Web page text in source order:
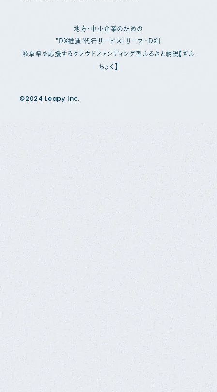
地方・中小企業のための
"DX推進"代行サービス「リープ・DX」
岐阜県を応援するクラウドファンディング型ふるさと納税【ぎふ
ちょく】
©2024 Leapy Inc.